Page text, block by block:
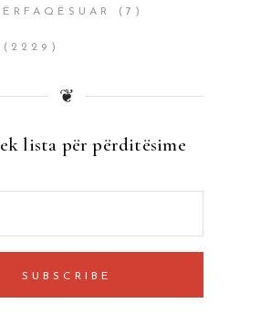
(7)
(2229)
❦
lista për përditësime
SUBSCRIBE